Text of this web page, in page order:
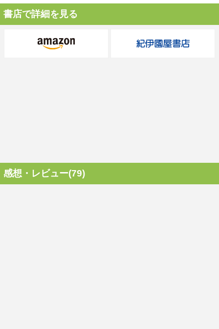
書店で詳細を見る
感想・レビュー(79)